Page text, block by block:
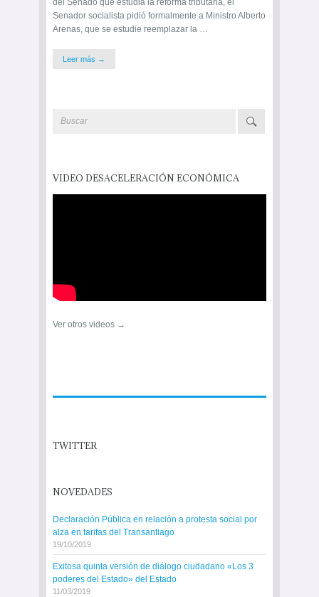
Senador socialista pidió formalmente a Ministro Alberto
Arenas, que se estudie reemplazar la …
Leer más →
VIDEO DESACELERACIÓN ECONÓMICA
Ver otros videos →
TWITTER
NOVEDADES
Declaración Pública en relación a protesta social por
alza en tarifas del Transantiago
19/10/2019
Exitosa quinta versión de diálogo ciudadano «Los 3
poderes del Estado» del Estado
11/03/2019